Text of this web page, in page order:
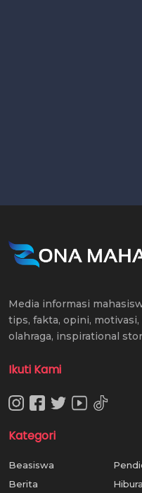
Media informasi
tips, fakta, opini,
olahraga, inspirational
Ikuti Kami
Kategori
Beasiswa
Berita